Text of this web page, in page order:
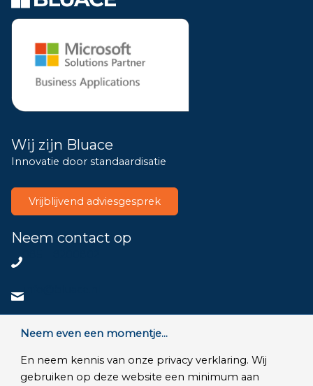
Wij zijn Bluace
Innovatie door standaardisatie
Vrijblijvend adviesgesprek
Neem contact op
Neem contact op
Neem even een momentje...
En neem kennis van onze privacy verklaring. Wij
gebruiken op deze website een minimum aan